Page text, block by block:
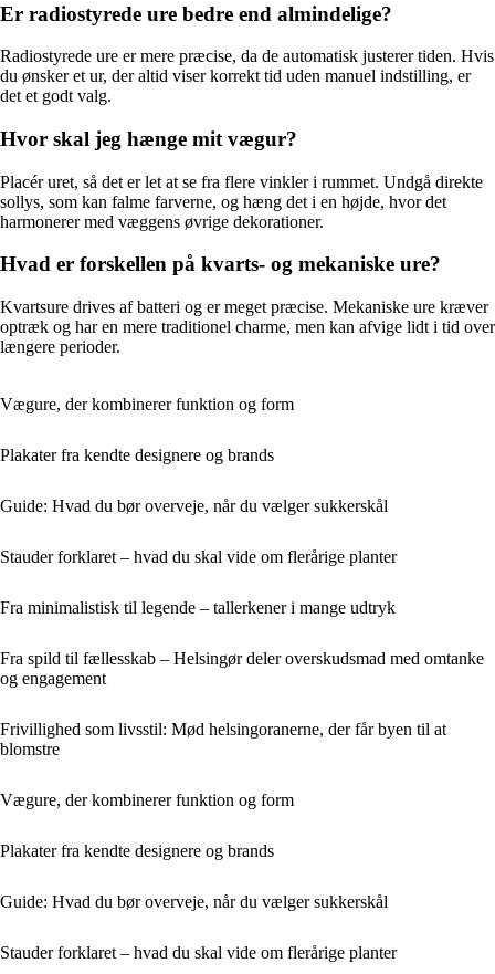
Er radiostyrede ure bedre end almindelige?
Radiostyrede ure er mere præcise, da de automatisk justerer tiden. Hvis
du ønsker et ur, der altid viser korrekt tid uden manuel indstilling, er
det et godt valg.
Hvor skal jeg hænge mit vægur?
Placér uret, så det er let at se fra flere vinkler i rummet. Undgå direkte
sollys, som kan falme farverne, og hæng det i en højde, hvor det
harmonerer med væggens øvrige dekorationer.
Hvad er forskellen på kvarts- og mekaniske ure?
Kvartsure drives af batteri og er meget præcise. Mekaniske ure kræver
optræk og har en mere traditionel charme, men kan afvige lidt i tid over
længere perioder.
Vægure, der kombinerer funktion og form
Plakater fra kendte designere og brands
Guide: Hvad du bør overveje, når du vælger sukkerskål
Stauder forklaret – hvad du skal vide om flerårige planter
Fra minimalistisk til legende – tallerkener i mange udtryk
Fra spild til fællesskab – Helsingør deler overskudsmad med omtanke
og engagement
Frivillighed som livsstil: Mød helsingoranerne, der får byen til at
blomstre
Vægure, der kombinerer funktion og form
Plakater fra kendte designere og brands
Guide: Hvad du bør overveje, når du vælger sukkerskål
Stauder forklaret – hvad du skal vide om flerårige planter